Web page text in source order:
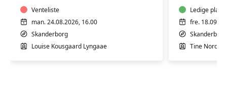
og
let
øvede
Venteliste
man. 24.08.2026, 16.00
Skanderborg
Louise Kousgaard Lyngaae
Ledige
fre.
Skanderborg
Tine